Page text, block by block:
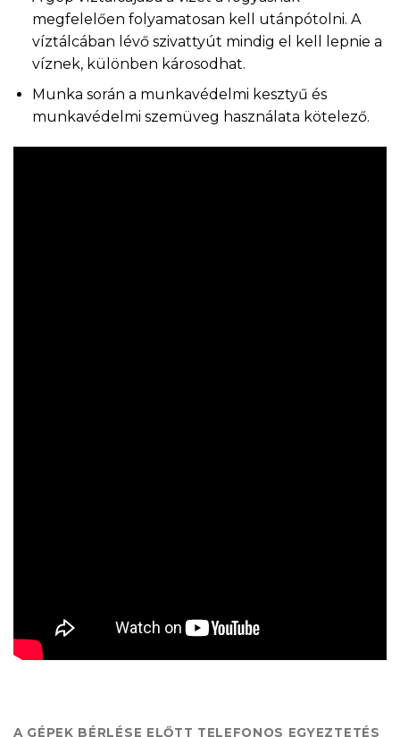
megfelelően folyamatosan kell utánpótolni. A
víztálcában lévő szivattyút mindig el kell lepnie a
víznek, különben károsodhat.
Munka során a munkavédelmi kesztyű és
munkavédelmi szemüveg használata kötelező.
A GÉPEK BÉRLÉSE ELŐTT TELEFONOS EGYEZTETÉS